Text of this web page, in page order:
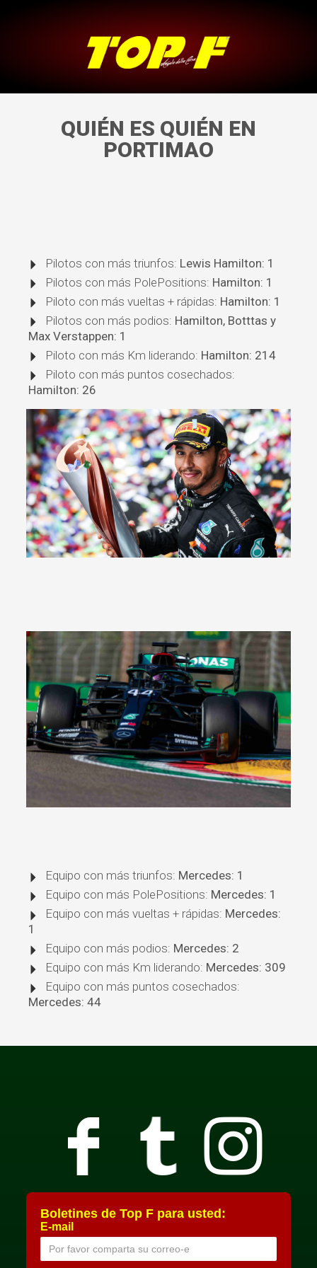
QUIÉN ES QUIÉN EN
PORTIMAO
Pilotos con más triunfos: Lewis Hamilton: 1
Pilotos con más PolePositions: Hamilton: 1
Piloto con más vueltas + rápidas: Hamilton: 1
Pilotos con más podios: Hamilton, Botttas y
Max Verstappen: 1
Piloto con más Km liderando: Hamilton: 214
Piloto con más puntos cosechados:
Hamilton: 26
Equipo con más triunfos: Mercedes: 1
Equipo con más PolePositions: Mercedes: 1
Equipo con más vueltas + rápidas: Mercedes:
1
Equipo con más podios: Mercedes: 2
Equipo con más Km liderando: Mercedes: 309
Equipo con más puntos cosechados:
Mercedes: 44
Boletines de Top F para usted:
E-mail